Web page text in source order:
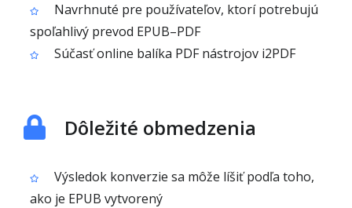
Navrhnuté pre používateľov, ktorí potrebujú
spoľahlivý prevod EPUB–PDF
Súčasť online balíka PDF nástrojov i2PDF
Dôležité obmedzenia
Výsledok konverzie sa môže líšiť podľa toho,
ako je EPUB vytvorený